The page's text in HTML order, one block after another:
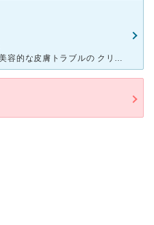
皮膚疾患というより、ほぼ形成・美容的な皮膚トラブルの クリニックです。１０年ほど前に、姪がニキビを悪化させ、 こちらの皮膚科に通って完治させていました。 そして今度はウチの番で、娘が同じようにニ